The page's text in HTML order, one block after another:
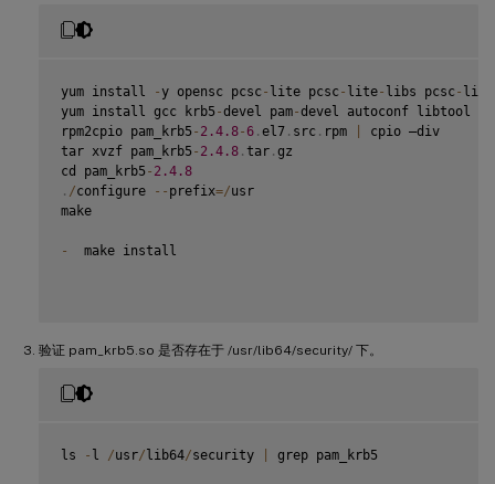
yum install -y opensc pcsc - lite pcsc - lite- libs pcsc - lite
yum install gcc krb5 -devel pam-devel autoconf libtool
rpm2cpio pam_krb5 - 2.4 .8-6 . el7 . src . rpm
cpio –div
tar xvzf pam_krb5 - 2.4 .8 . tar . gz
cd pam_krb5 - 2.4 .8
. /configure -- prefix=/usr
make
-
  make install
验证 pam_krb5.so 是否存在于 /usr/lib64/security/ 下。
ls - l /usr/lib64/security grep pam_krb5